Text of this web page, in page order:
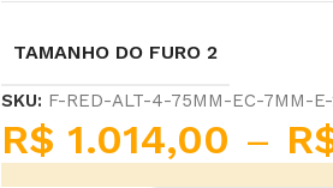
TAMANHO DO FURO 2
SKU: F-RED-ALT-4-75MM-EC-7MM-
R$ 1.014,00 –